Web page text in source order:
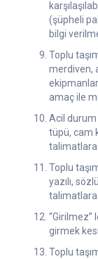
(şüpheli
bilgi
Toplu
merdiven,
amaç ile
Acil durum
tüpü, cam
talimatlara
Toplu
yazılı,
talimatlara
“Girilmez”
girmek
Toplu